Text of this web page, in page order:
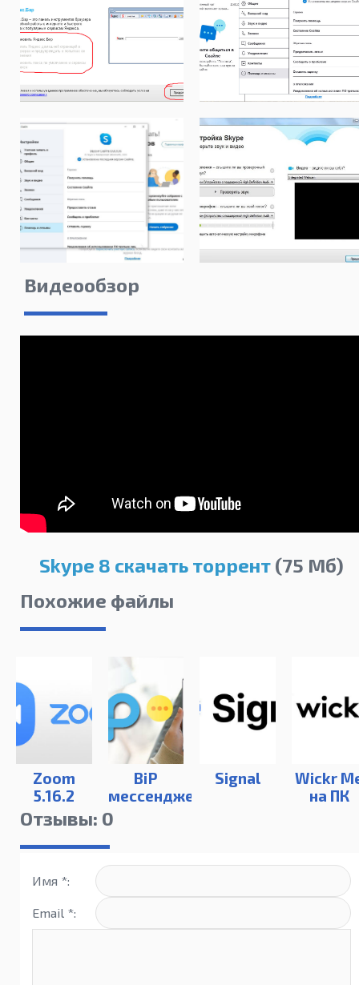
Видеообзор
Skype 8 скачать торрент (75 Мб)
Похожие файлы
Zoom
5.16.2
BiP
мессенджер
Signal
Wickr
на ПК
Отзывы: 0
Имя *:
Email *: